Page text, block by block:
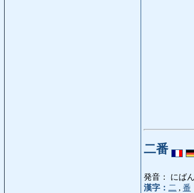
二番
発音： にばん
漢字： 二 , 番